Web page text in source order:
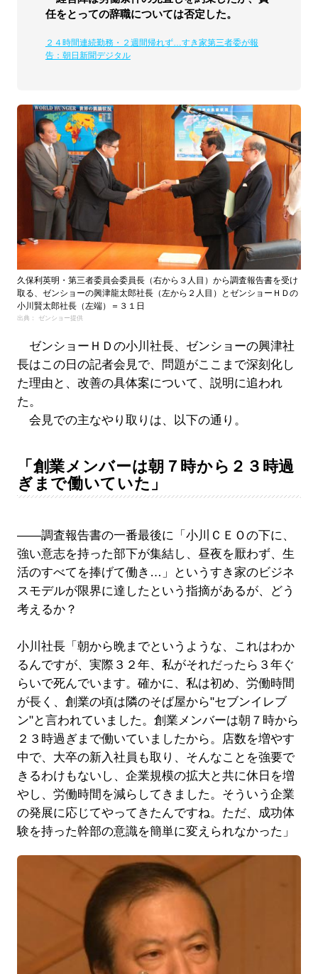
任をとっての辞職については否定した。
２４時間連続勤務・２週間帰れず…すき家第三者委が報
告：朝日新聞デジタル
久保利英明・第三者委員会委員長（右から３人目）から調査報告書を受け
取る、ゼンショーの興津龍太郎社長（左から２人目）とゼンショーＨＤの
小川賢太郎社長（左端）＝３１日
出典： ゼンショー提供
ゼンショーＨＤの小川社長、ゼンショーの興津社
長はこの日の記者会見で、問題がここまで深刻化し
た理由と、改善の具体案について、説明に追われ
た。
会見での主なやり取りは、以下の通り。
「創業メンバーは朝７時から２３時過
ぎまで働いていた」
――調査報告書の一番最後に「小川ＣＥＯの下に、
強い意志を持った部下が集結し、昼夜を厭わず、生
活のすべてを捧げて働き…」というすき家のビジネ
スモデルが限界に達したという指摘があるが、どう
考えるか？
小川社長「朝から晩までというような、これはわか
るんですが、実際３２年、私がそれだったら３年ぐ
らいで死んでいます。確かに、私は初め、労働時間
が長く、創業の頃は隣のそば屋から"セブンイレブ
ン"と言われていました。創業メンバーは朝７時から
２３時過ぎまで働いていましたから。店数を増やす
中で、大卒の新入社員も取り、そんなことを強要で
きるわけもないし、企業規模の拡大と共に休日を増
やし、労働時間を減らしてきました。そういう企業
の発展に応じてやってきたんですね。ただ、成功体
験を持った幹部の意識を簡単に変えられなかった」